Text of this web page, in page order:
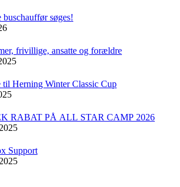
buschauffør søges!
frivillige, ansatte og forældre
til Herning Winter Classic Cup
RABAT PÅ ALL STAR CAMP 2026
Support